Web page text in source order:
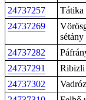
24737257 Tátika
24737269
sétány
24737282
24737291
Ribizli
24737302